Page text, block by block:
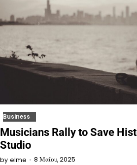
Business
Musicians Rally to Save
Studio
by elme 8 Μαΐου, 2025